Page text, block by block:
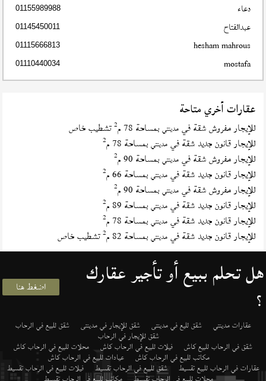
دعاء 01155989988
عبدالفتاح 01145450011
hesham mahrous
01115666813
mostafa
01110440034
عقارات أخري متاحة
للإيجار مفروش شقة فيمدينتي بمساحة 78 م 2تشطيب خاص
للإيجار قانون جديد شقة فيمدينتي بمساحة 78 م 2
للإيجار مفروش شقة فيمدينتي بمساحة 90 م 2
للإيجار قانون جديد شقة فيمدينتي بمساحة 66 م 2
للإيجار مفروش شقة فيمدينتي بمساحة 90 م 2
للإيجار قانون جديد شقة فيمدينتي بمساحة 89 م 2
للإيجار قانون جديد شقة فيمدينتي بمساحة 78 م 2
للإيجار قانون جديد شقة فيمدينتي بمساحة 82 م 2تشطيب خاص
هل تحلم ببيع أو تأجير عقارك
؟ اضغط هنا
عقارات مدينتي شقق لليع في مدينتى شقق للإيجار في مدينتى شقق للبيع في الرحاب
شقق للإيجار في الرحاب
شقق في الرحاب للبيع كاش فيلات للبيع في الرحاب كاش محلات للبيع في الرحاب كاش
مكاتب للبيع في الرحاب كاش عيادات للبيع في الرحاب كاش
عقارات في الرحاب للبيع تقسيط شقق للبيع في الرحاب تقسيط فيلات للبيع في الرحاب تقسيط